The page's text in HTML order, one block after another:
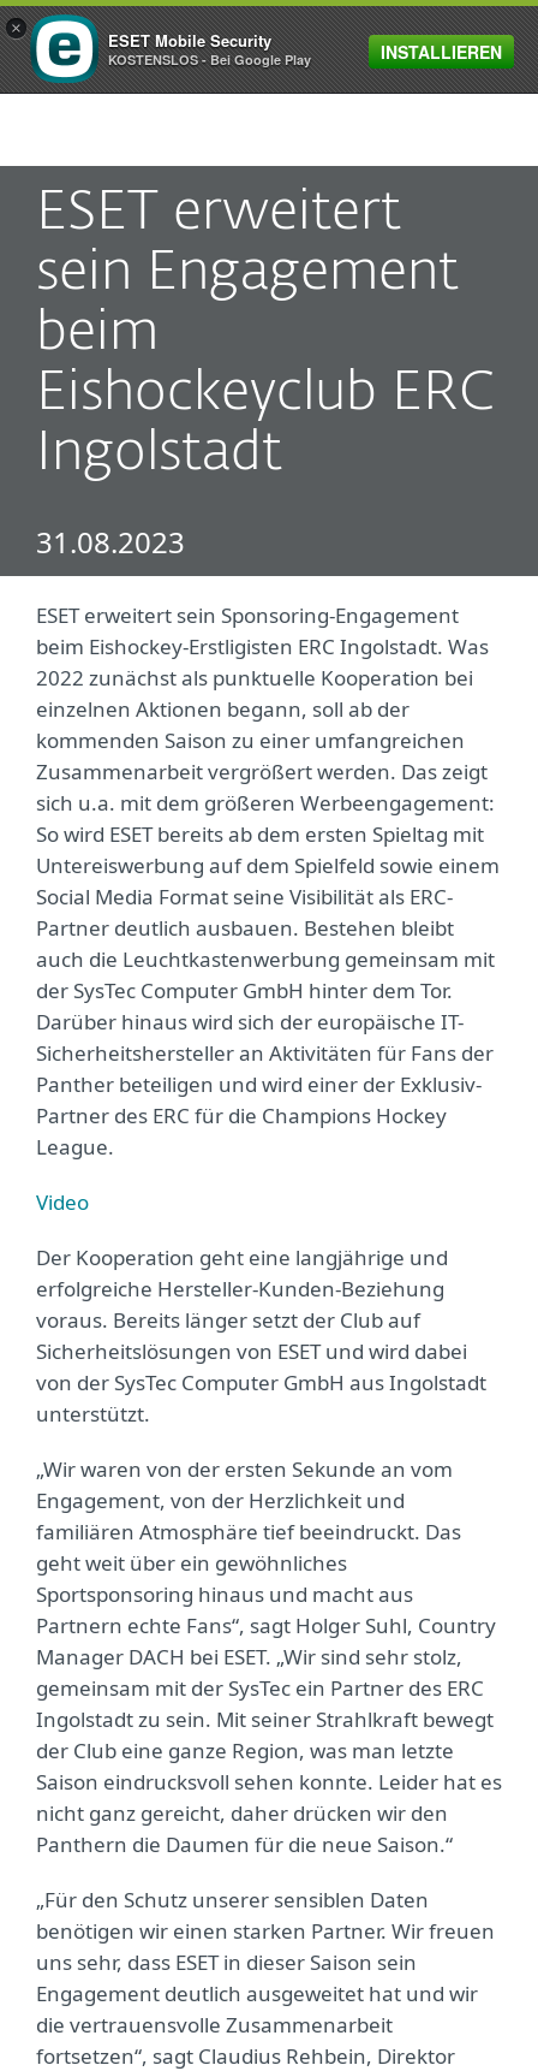
MENU
ESET erweitert
sein Engagement
beim
Eishockeyclub ERC
Ingolstadt
31.08.2023
ESET erweitert sein Sponsoring-Engagement
beim Eishockey-Erstligisten ERC Ingolstadt. Was
2022 zunächst als punktuelle Kooperation bei
einzelnen Aktionen begann, soll ab der
kommenden Saison zu einer umfangreichen
Zusammenarbeit vergrößert werden. Das zeigt
sich u.a. mit dem größeren Werbeengagement:
So wird ESET bereits ab dem ersten Spieltag mit
Untereiswerbung auf dem Spielfeld sowie einem
Social Media Format seine Visibilität als ERC-
Partner deutlich ausbauen. Bestehen bleibt
auch die Leuchtkastenwerbung gemeinsam mit
der SysTec Computer GmbH hinter dem Tor.
Darüber hinaus wird sich der europäische IT-
Sicherheitshersteller an Aktivitäten für Fans der
Panther beteiligen und wird einer der Exklusiv-
Partner des ERC für die Champions Hockey
League.
Video
Der Kooperation geht eine langjährige und
erfolgreiche Hersteller-Kunden-Beziehung
voraus. Bereits länger setzt der Club auf
Sicherheitslösungen von ESET und wird dabei
von der SysTec Computer GmbH aus Ingolstadt
unterstützt.
„Wir waren von der ersten Sekunde an vom
Engagement, von der Herzlichkeit und
familiären Atmosphäre tief beeindruckt. Das
geht weit über ein gewöhnliches
Sportsponsoring hinaus und macht aus
Partnern echte Fans“, sagt Holger Suhl, Country
Manager DACH bei ESET. „Wir sind sehr stolz,
gemeinsam mit der SysTec ein Partner des ERC
Ingolstadt zu sein. Mit seiner Strahlkraft bewegt
der Club eine ganze Region, was man letzte
Saison eindrucksvoll sehen konnte. Leider hat es
nicht ganz gereicht, daher drücken wir den
Panthern die Daumen für die neue Saison.“
„Für den Schutz unserer sensiblen Daten
benötigen wir einen starken Partner. Wir freuen
uns sehr, dass ESET in dieser Saison sein
Engagement deutlich ausgeweitet hat und wir
die vertrauensvolle Zusammenarbeit
fortsetzen“, sagt Claudius Rehbein, Direktor
×
ESET Mobile Security
KOSTENSLOS - Bei Google Play INSTALLIEREN